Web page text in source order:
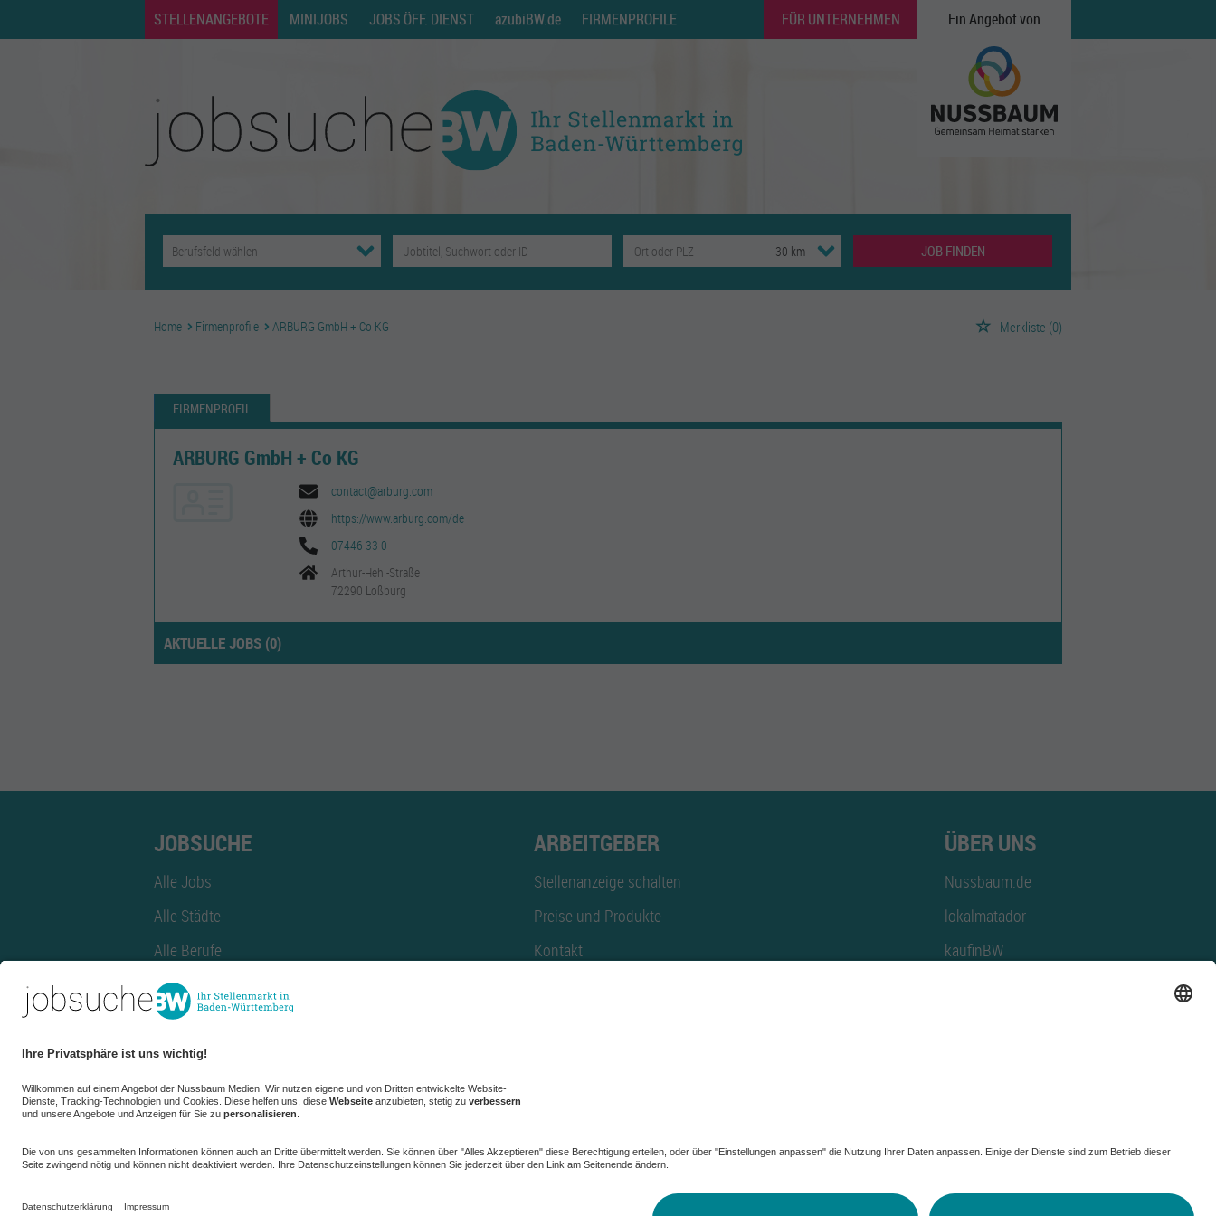
STELLENANGEBOTE MINIJOBS JOBS ÖFF. DIENST azubiBW.de FIRMENPROFILE FÜR UNTERNEHMEN Ein Angebot von
JOB FINDEN
Home Firmenprofile ARBURG GmbH + Co KG Merkliste (0)
FIRMENPROFIL
ARBURG GmbH + Co KG
contact@arburg.com
https://www.arburg.com/de
07446 33-0
Arthur-Hehl-Straße
72290 Loßburg
AKTUELLE JOBS (0)
JOBSUCHE
Alle Jobs
Alle Städte
Alle Berufe
Alle Berufe nach Stadt
Alle Tätigkeitsbereiche
Alle Tätigkeitsbereiche nach Stadt
azubiBW.de
Minijobs
Firmenprofil
ARBEITGEBER
Stellenanzeige schalten
Preise und Produkte
Kontakt
ÜBER UNS
Nussbaum.de
lokalmatador
kaufinBW